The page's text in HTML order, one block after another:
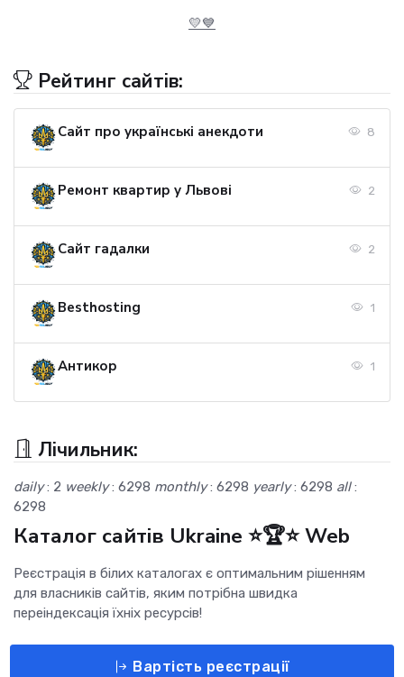
💛💙
Рейтинг сайтів:
Сайт про українські анекдоти 8
Ремонт квартир у Львові 2
Сайт гадалки 2
Besthosting 1
Антикор 1
Лічильник:
daily: 2 weekly: 6298 monthly: 6298 yearly: 6298 all:
6298
Каталог сайтів Ukraine ⭐🏆⭐ Web
Реєстрація в білих каталогах є оптимальним рішенням
для власників сайтів, яким потрібна швидка
переіндексація їхніх ресурсів!
Вартість реєстрації